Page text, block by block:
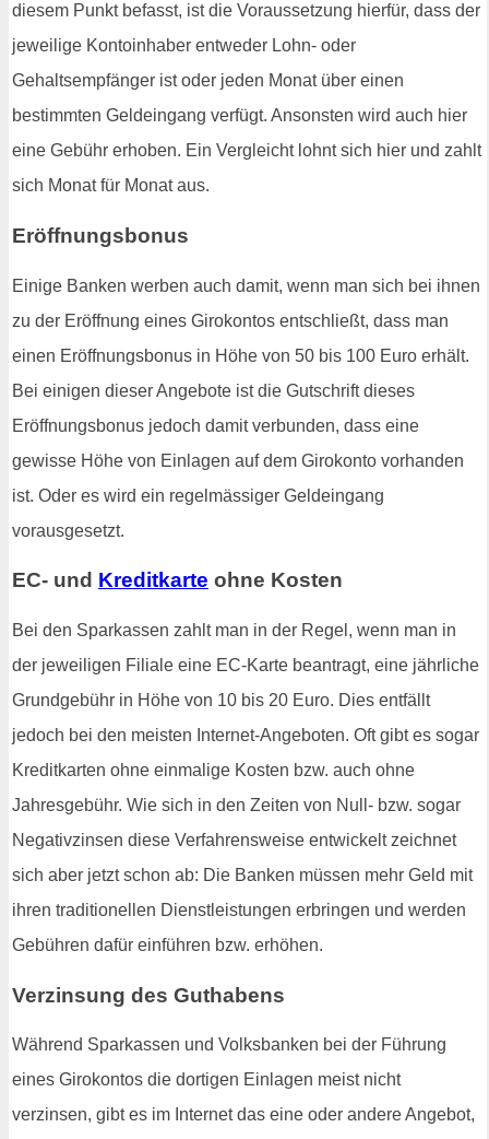
diesem Punkt befasst, ist die Voraussetzung hierfür, dass der
jeweilige Kontoinhaber entweder Lohn- oder
Gehaltsempfänger ist oder jeden Monat über einen
bestimmten Geldeingang verfügt. Ansonsten wird auch hier
eine Gebühr erhoben. Ein Vergleicht lohnt sich hier und zahlt
sich Monat für Monat aus.
Eröffnungsbonus
Einige Banken werben auch damit, wenn man sich bei ihnen
zu der Eröffnung eines Girokontos entschließt, dass man
einen Eröffnungsbonus in Höhe von 50 bis 100 Euro erhält.
Bei einigen dieser Angebote ist die Gutschrift dieses
Eröffnungsbonus jedoch damit verbunden, dass eine
gewisse Höhe von Einlagen auf dem Girokonto vorhanden
ist. Oder es wird ein regelmässiger Geldeingang
vorausgesetzt.
EC- und Kreditkarte ohne Kosten
Bei den Sparkassen zahlt man in der Regel, wenn man in
der jeweiligen Filiale eine EC-Karte beantragt, eine jährliche
Grundgebühr in Höhe von 10 bis 20 Euro. Dies entfällt
jedoch bei den meisten Internet-Angeboten. Oft gibt es sogar
Kreditkarten ohne einmalige Kosten bzw. auch ohne
Jahresgebühr. Wie sich in den Zeiten von Null- bzw. sogar
Negativzinsen diese Verfahrensweise entwickelt zeichnet
sich aber jetzt schon ab: Die Banken müssen mehr Geld mit
ihren traditionellen Dienstleistungen erbringen und werden
Gebühren dafür einführen bzw. erhöhen.
Verzinsung des Guthabens
Während Sparkassen und Volksbanken bei der Führung
eines Girokontos die dortigen Einlagen meist nicht
verzinsen, gibt es im Internet das eine oder andere Angebot,